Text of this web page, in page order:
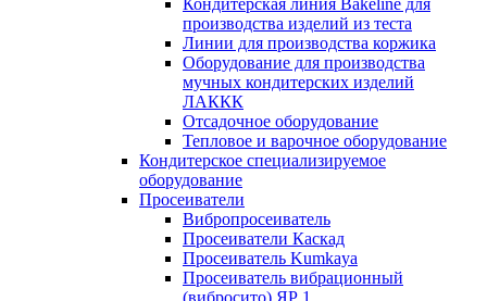
производства изделий из теста
Линии для производства коржика
Оборудование для производства
мучных кондитерских изделий
ЛАККК
Отсадочное оборудование
Тепловое и варочное оборудование
Кондитерское специализируемое
оборудование
Просеиватели
Вибропросеиватель
Просеиватели Каскад
Просеиватель Kumkaya
Просеиватель вибрационный
(вибросито) ЯР 1